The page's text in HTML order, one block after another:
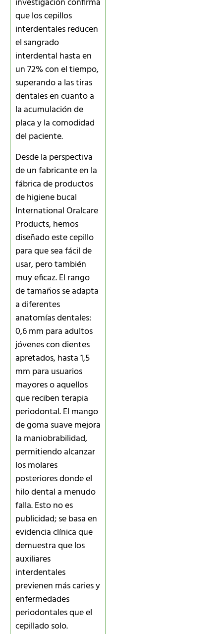
investigación confirma
que los cepillos
interdentales reducen
el sangrado
interdental hasta en
un 72% con el tiempo,
superando a las tiras
dentales en cuanto a
la acumulación de
placa y la comodidad
del paciente.
Desde la perspectiva
de un fabricante en la
fábrica de productos
de higiene bucal
International Oralcare
Products, hemos
diseñado este cepillo
para que sea fácil de
usar, pero también
muy eficaz. El rango
de tamaños se adapta
a diferentes
anatomías dentales:
0,6 mm para adultos
jóvenes con dientes
apretados, hasta 1,5
mm para usuarios
mayores o aquellos
que reciben terapia
periodontal. El mango
de goma suave mejora
la maniobrabilidad,
permitiendo alcanzar
los molares
posteriores donde el
hilo dental a menudo
falla. Esto no es
publicidad; se basa en
evidencia clínica que
demuestra que los
auxiliares
interdentales
previenen más caries y
enfermedades
periodontales que el
cepillado solo.